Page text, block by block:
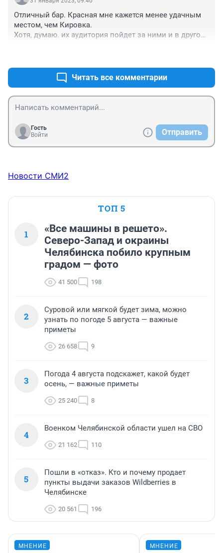
Отличный бар. Красная мне кажется менее удачным
местом, чем Кировка.
Хотя, думаю. их аудитория пойдет за ними и в другое
Читать все комментарии
Гость
Войти
Отправить
Новости СМИ2
ТОП 5
1
«Все машины в решето».
Северо-Запад и окраины
Челябинска побило крупным
градом — фото
41 500 198
2
Суровой или мягкой будет зима, можно
узнать по погоде 5 августа — важные
приметы
26 658 9
3
Погода 4 августа подскажет, какой будет
осень, — важные приметы
25 240 8
4
Военком Челябинской области ушел на СВО
21 162 110
5
Пошли в «отказ». Кто и почему продает
пункты выдачи заказов Wildberries в
Челябинске
20 561 196
МНЕНИЕ МНЕНИЕ